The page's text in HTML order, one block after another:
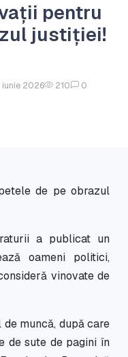
pentru
justiției!
iunie 2026 210 0
de pe obrazul
a publicat un
oameni politici,
vinovate de
muncă, după care
de sute de pagini în